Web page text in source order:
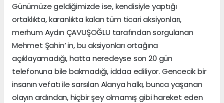
Günümüze geldiğimizde ise, kendisiyle yaptığı
ortaklıkta, karanlıkta kalan tüm ticari aksiyonları,
merhum Aydın ÇAVUŞOĞLU tarafından sorgulanan
Mehmet Şahin’ in, bu aksiyonları ortağına
açıklayamadığı, hatta neredeyse son 20 gün
telefonuna bile bakmadığı, iddaa ediliyor. Gencecik bir
insanın vefatı ile sarsılan Alanya halkı, bunca yaşanan
olayın ardından, hiçbir şey olmamış gibi hareket eden